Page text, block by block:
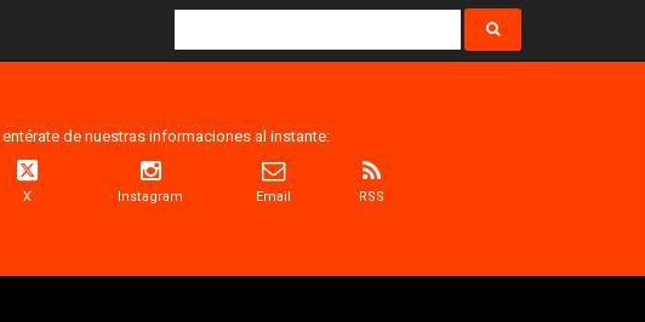
de nuestras informaciones al instante:
X Instagram Email RSS